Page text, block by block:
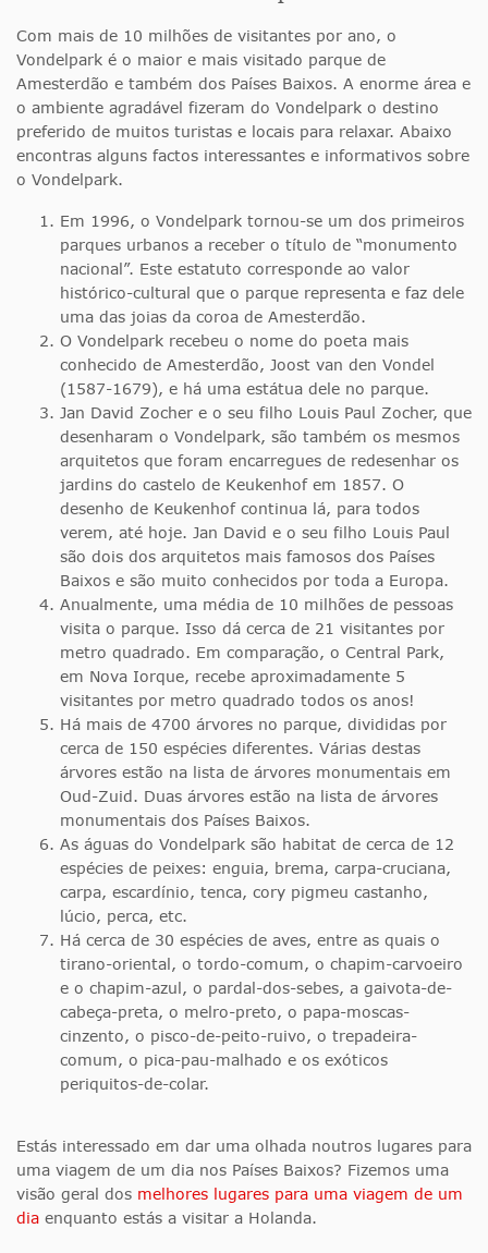
Com mais de 10 milhões de visitantes por ano, o
Vondelpark é o maior e mais visitado parque de
Amesterdão e também dos Países Baixos. A enorme área e
o ambiente agradável fizeram do Vondelpark o destino
preferido de muitos turistas e locais para relaxar. Abaixo
encontras alguns factos interessantes e informativos sobre
o Vondelpark.
Em 1996, o Vondelpark tornou-se um dos primeiros
parques urbanos a receber o título de “monumento
nacional”. Este estatuto corresponde ao valor
histórico-cultural que o parque representa e faz dele
uma das joias da coroa de Amesterdão.
O Vondelpark recebeu o nome do poeta mais
conhecido de Amesterdão, Joost van den Vondel
(1587-1679), e há uma estátua dele no parque.
Jan David Zocher e o seu filho Louis Paul Zocher, que
desenharam o Vondelpark, são também os mesmos
arquitetos que foram encarregues de redesenhar os
jardins do castelo de Keukenhof em 1857. O
desenho de Keukenhof continua lá, para todos
verem, até hoje. Jan David e o seu filho Louis Paul
são dois dos arquitetos mais famosos dos Países
Baixos e são muito conhecidos por toda a Europa.
Anualmente, uma média de 10 milhões de pessoas
visita o parque. Isso dá cerca de 21 visitantes por
metro quadrado. Em comparação, o Central Park,
em Nova Iorque, recebe aproximadamente 5
visitantes por metro quadrado todos os anos!
Há mais de 4700 árvores no parque, divididas por
cerca de 150 espécies diferentes. Várias destas
árvores estão na lista de árvores monumentais em
Oud-Zuid. Duas árvores estão na lista de árvores
monumentais dos Países Baixos.
As águas do Vondelpark são habitat de cerca de 12
espécies de peixes: enguia, brema, carpa-cruciana,
carpa, escardínio, tenca, cory pigmeu castanho,
lúcio, perca, etc.
Há cerca de 30 espécies de aves, entre as quais o
tirano-oriental, o tordo-comum, o chapim-carvoeiro
e o chapim-azul, o pardal-dos-sebes, a gaivota-de-
cabeça-preta, o melro-preto, o papa-moscas-
cinzento, o pisco-de-peito-ruivo, o trepadeira-
comum, o pica-pau-malhado e os exóticos
periquitos-de-colar.
Estás interessado em dar uma olhada noutros lugares para
uma viagem de um dia nos Países Baixos? Fizemos uma
visão geral dos melhores lugares para uma viagem de um
dia enquanto estás a visitar a Holanda.